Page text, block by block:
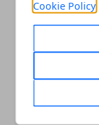
Cookie Policy